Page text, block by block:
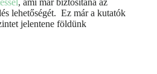
, ami már biztosítaná az
lehetőségét. Ez már a kutatók
jelentene földünk